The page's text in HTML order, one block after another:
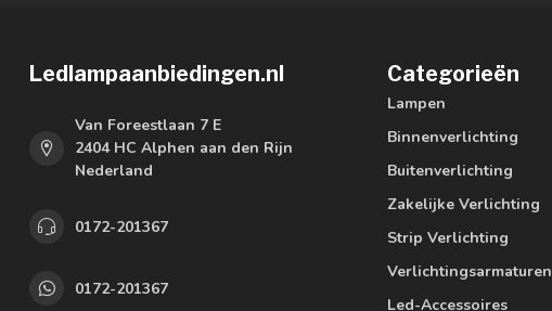
Ledlampaanbiedingen.nl
Van Foreestlaan 7 E
2404 HC Alphen aan den Rijn
Nederland
0172-201367
0172-201367
Categorieën
Lampen
Binnenverlichting
Buitenverlichting
Zakelijke Verlichting
Strip Verlichting
Verlichtingsarmaturen
Led-Accessoires